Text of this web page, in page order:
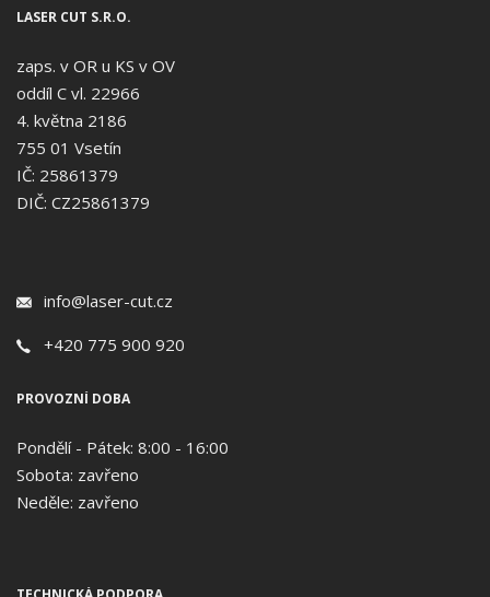
LASER CUT S.R.O.
zaps. v OR u KS v OV
oddíl C vl. 22966
4. května 2186
755 01 Vsetín
IČ: 25861379
DIČ: CZ25861379
info@laser-cut.cz
+420 775 900 920
PROVOZNÍ DOBA
Pondělí - Pátek: 8:00 - 16:00
Sobota: zavřeno
Neděle: zavřeno